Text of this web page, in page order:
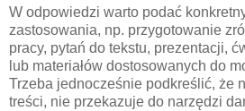
W odpowiedzi warto podać
zastosowania, np. przygotowanie
pracy, pytań do tekstu, prezentacji,
lub materiałów dostosowanych do
Trzeba jednocześnie podkreślić, że
treści, nie przekazuje do narzędzi